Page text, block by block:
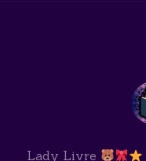
Lady Livre